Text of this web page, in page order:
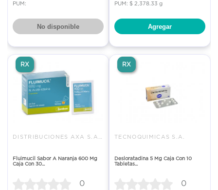
PUM:
No disponible
PUM: $ 2,378.33 g
Agregar
Fluimucil Sabor A Naranja 600 Mg
Caja Con 30...
0
RX
TECNOQUIMICAS S.A.
Desloratadina 5 Mg Caja Con 10
Tabletas...
0
RX